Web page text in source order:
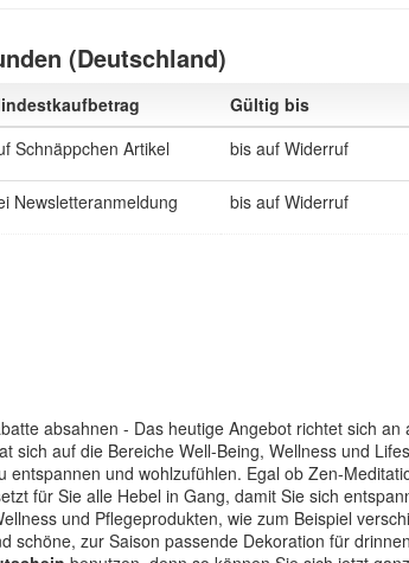
(Deutschland)
Gültig bis
Schnäppchen Artikel bis auf Widerruf
Newsletteranmeldung bis auf Widerruf
absahnen - Das heutige Angebot richtet sich an
sich auf die Bereiche Well-Being, Wellness und
und wohlzufühlen. Egal ob Zen-
für Sie alle Hebel in Gang, damit Sie sich
und Pflegeprodukten, wie zum Beispiel
schöne, zur Saison passende Dekoration für